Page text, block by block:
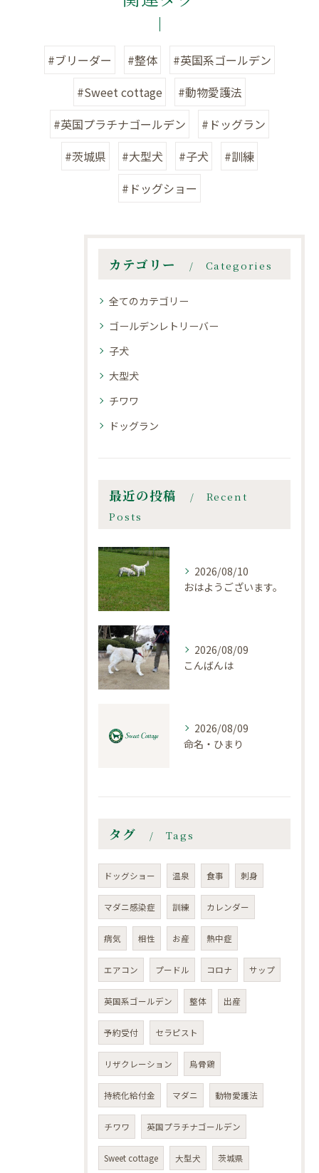
#ブリーダー #整体
#英国系ゴールデン
#Sweet cottage
#動物愛護法
#英国プラチナゴールデン
#ドッグラン
#茨城県
#大型犬 #子犬
#訓練
#ドッグショー
カテゴリー Categories
全てのカテゴリー
ゴールデンレトリーバー
子犬
大型犬
チワワ
ドッグラン
最近の投稿
Recent
Posts
2026/08/10
おはようございます。
2026/08/09
こんばんは
2026/08/09
命名・ひまり
タグ Tags
ドッグショー 温泉 食事 刺身
マダニ感染症 訓練 カレンダー
病気 相性 お産 熱中症
エアコン プードル コロナ サップ
英国系ゴールデン 整体 出産
予約受付 セラピスト
リザクレーション 烏骨鶏
持続化給付金 マダニ 動物愛護法
チワワ 英国プラチナゴールデン
Sweet cottage 大型犬 茨城県